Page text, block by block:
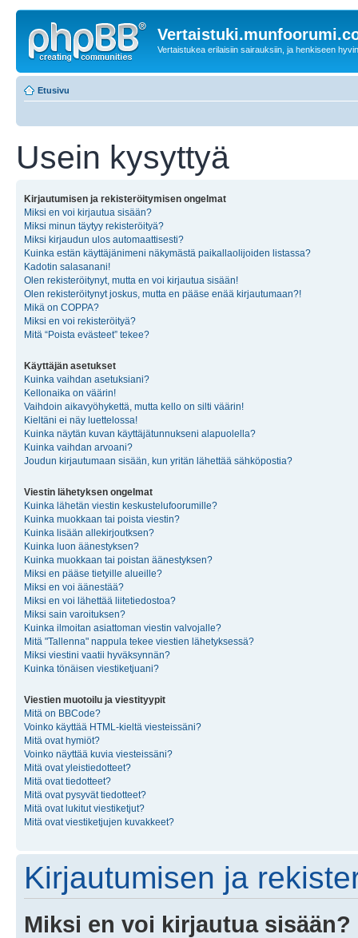
Vertaistukea erilaisiin sairauksiin, ja henkiseen
Etusivu
Usein kysyttyä
Kirjautumisen ja rekisteröitymisen ongelmat
Miksi en voi kirjautua sisään?
Miksi minun täytyy rekisteröityä?
Miksi kirjaudun ulos automaattisesti?
Kuinka estän käyttäjänimeni näkymästä paikallaolijoiden listassa?
Kadotin salasanani!
Olen rekisteröitynyt, mutta en voi kirjautua sisään!
Olen rekisteröitynyt joskus, mutta en pääse enää kirjautumaan?!
Mikä on COPPA?
Miksi en voi rekisteröityä?
Mitä “Poista evästeet” tekee?
Käyttäjän asetukset
Kuinka vaihdan asetuksiani?
Kellonaika on väärin!
Vaihdoin aikavyöhykettä, mutta kello on silti väärin!
Kieltäni ei näy luettelossa!
Kuinka näytän kuvan käyttäjätunnukseni alapuolella?
Kuinka vaihdan arvoani?
Joudun kirjautumaan sisään, kun yritän lähettää sähköpostia?
Viestin lähetyksen ongelmat
Kuinka lähetän viestin keskustelufoorumille?
Kuinka muokkaan tai poista viestin?
Kuinka lisään allekirjoutksen?
Kuinka luon äänestyksen?
Kuinka muokkaan tai poistan äänestyksen?
Miksi en pääse tietyille alueille?
Miksi en voi äänestää?
Miksi en voi lähettää liitetiedostoa?
Miksi sain varoituksen?
Kuinka ilmoitan asiattoman viestin valvojalle?
Mitä "Tallenna" nappula tekee viestien lähetyksessä?
Miksi viestini vaatii hyväksynnän?
Kuinka tönäisen viestiketjuani?
Viestien muotoilu ja viestityypit
Mitä on BBCode?
Voinko käyttää HTML-kieltä viesteissäni?
Mitä ovat hymiöt?
Voinko näyttää kuvia viesteissäni?
Mitä ovat yleistiedotteet?
Mitä ovat tiedotteet?
Mitä ovat pysyvät tiedotteet?
Mitä ovat lukitut viestiketjut?
Mitä ovat viestiketjujen kuvakkeet?
Kirjautumisen ja
Miksi en voi kirjautua sisään?